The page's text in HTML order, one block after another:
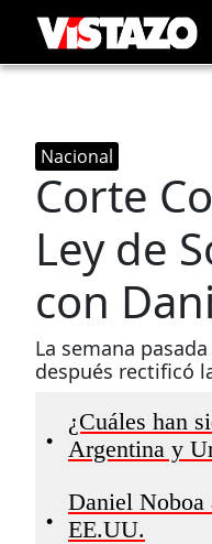
Nacional
Corte
Ley de
con
La semana
después rectificó
•
¿Cuáles han
Argentina y
•
Daniel Noboa
EE.UU.